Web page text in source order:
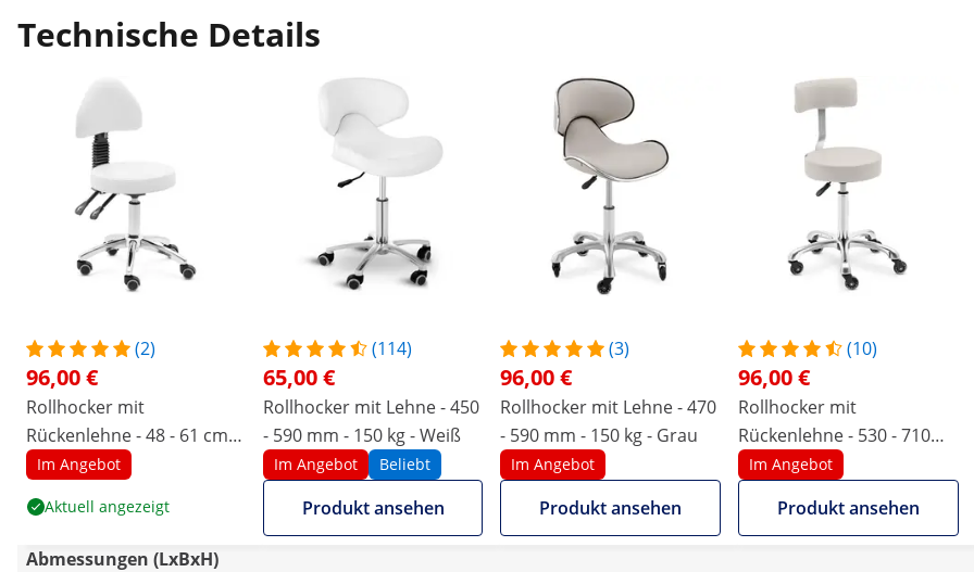
Technische Details
(2)
96,00 €
Rollhocker mit
Rückenlehne - 48 - 61 cm -
150 kg - weiß
Im Angebot
Aktuell angezeigt
(114)
65,00 €
Rollhocker mit Lehne - 450
- 590 mm - 150 kg - Weiß
Im Angebot Beliebt
Produkt ansehen
(3)
96,00 €
Rollhocker mit Lehne - 470
- 590 mm - 150 kg - Grau
Im Angebot
Produkt ansehen
(10)
96,00 €
Rollhocker mit
Rückenlehne - 530 - 710
mm - Beige
Im Angebot
Produkt ansehen
Abmessungen (LxBxH)